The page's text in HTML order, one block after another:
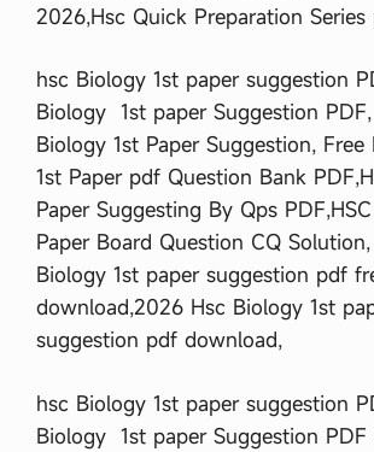
2026,Hsc Quick Preparation
hsc Biology 1st paper suggestion
Biology 1st paper Suggestion
Biology 1st Paper Suggestion, Free
1st Paper pdf Question Bank
Paper Suggesting By Qps
Paper Board Question CQ
Biology 1st paper suggestion pdf
download,2026 Hsc Biology 1st
suggestion pdf download,
hsc Biology 1st paper suggestion
Biology 1st paper Suggestion PDF